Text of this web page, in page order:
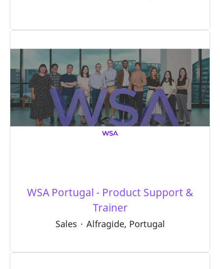
WSA Portugal - Product Support &
Trainer
Sales · Alfragide, Portugal